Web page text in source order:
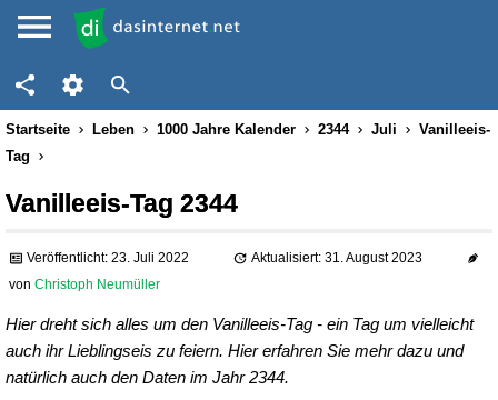
Startseite Leben 1000 Jahre Kalender 2344 Juli
Vanilleeis-
Tag
Vanilleeis-Tag 2344
Veröffentlicht: 23. Juli 2022
Aktualisiert: 31. August 2023
von Christoph Neumüller
Hier dreht sich alles um den Vanilleeis-Tag - ein Tag um vielleicht
auch ihr Lieblingseis zu feiern. Hier erfahren Sie mehr dazu und
natürlich auch den Daten im Jahr 2344.